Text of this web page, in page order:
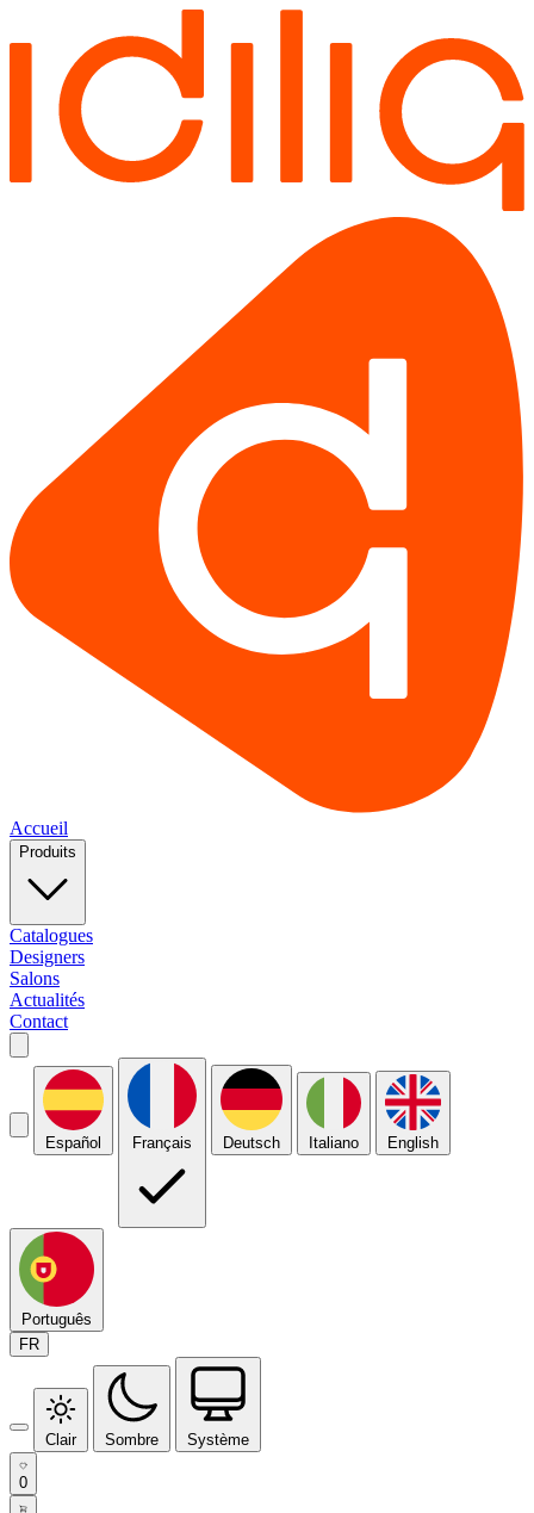
Accueil
Produits
Catalogues
Designers
Salons
Actualités
Contact
Español Français Deutsch Italiano English
Português
FR
Clair Sombre Système
0